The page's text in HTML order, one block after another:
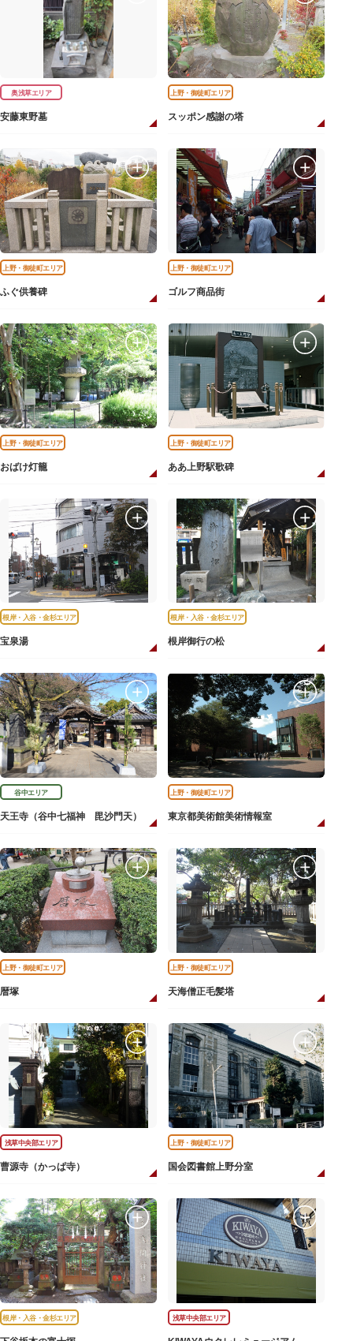
奥浅草エリア
安藤東野墓
上野・御徒町エリア
スッポン感謝の塔
上野・御徒町エリア
ふぐ供養碑
上野・御徒町エリア
ゴルフ商品街
上野・御徒町エリア
おばけ灯籠
上野・御徒町エリア
ああ上野駅歌碑
根岸・入谷・金杉エリア
宝泉湯
根岸・入谷・金杉エリア
根岸御行の松
谷中エリア
天王寺（谷中七福神 毘沙門天）
上野・御徒町エリア
東京都美術館美術情報室
上野・御徒町エリア
暦塚
上野・御徒町エリア
天海僧正毛髪塔
浅草中央部エリア
曹源寺（かっぱ寺）
上野・御徒町エリア
国会図書館上野分室
根岸・入谷・金杉エリア 浅草中央部エリア